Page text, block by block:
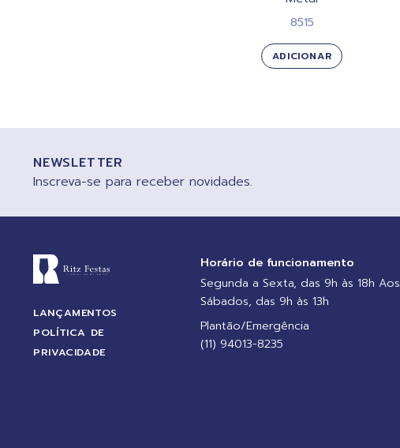
8515
ADICIONAR
NEWSLETTER
Inscreva-se para receber novidades.
LANÇAMENTOS
POLÍTICA DE
PRIVACIDADE
Horário de funcionamento
Segunda a Sexta, das 9h às 18h Aos
Sábados, das 9h às 13h
Plantão/Emergência
(11) 94013-8235